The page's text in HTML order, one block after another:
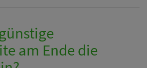
am Ende die